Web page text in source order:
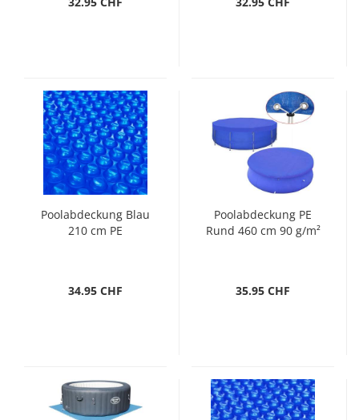
Poolabdeckung Blau
210 cm PE
34.95 CHF
Poolabdeckung PE
Rund 460 cm 90 g/m²
35.95 CHF